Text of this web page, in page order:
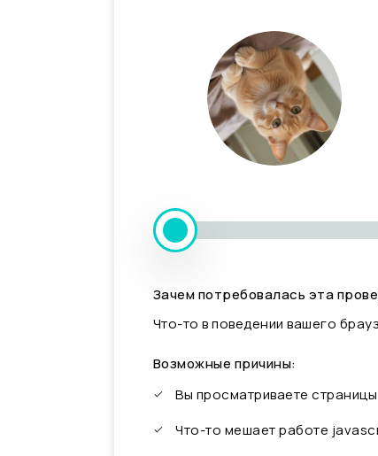
Зачем потребовалась эта
Что-то в поведении вашего
Возможные причины:
Вы просматриваете
Что-то мешает работе